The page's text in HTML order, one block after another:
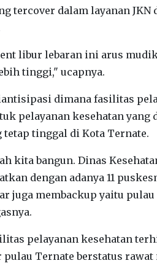
tercover dalam layanan
libur lebaran ini arus
tinggi," ucapnya.
dimana fasilitas
pelayanan kesehatan
tinggal di Kota Ternate.
kita bangun. Dinas
dengan adanya 11
juga membackup yaitu
pelayanan kesehatan
Ternate berstatus